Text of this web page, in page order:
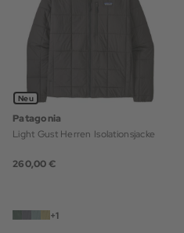
Neu
Patagonia
Light Gust Herren Isolationsjacke
260,00 €
+1